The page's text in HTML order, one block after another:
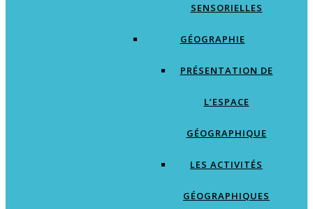
SENSORIELLES
GÉOGRAPHIE
PRÉSENTATION DE
L’ESPACE
GÉOGRAPHIQUE
LES ACTIVITÉS
GÉOGRAPHIQUES